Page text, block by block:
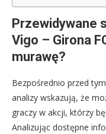
Przewidywane
Vigo – Girona
murawę?
Bezpośrednio przed
analizy wskazują, że
graczy w akcji, którzy
Analizując dostępne